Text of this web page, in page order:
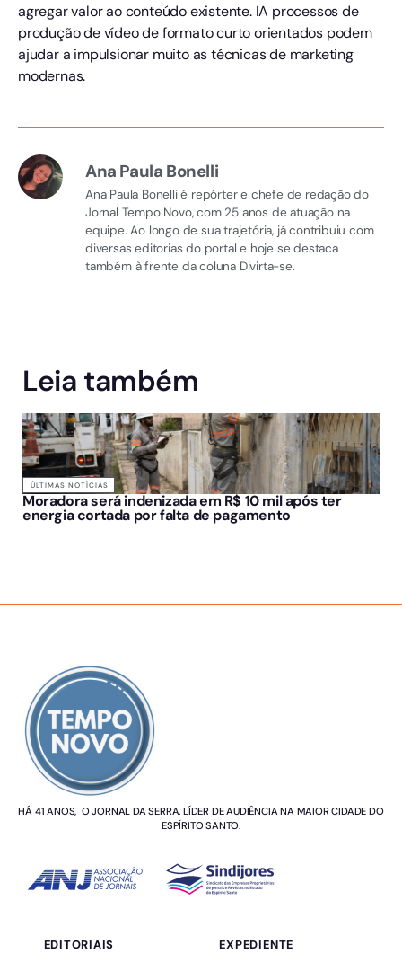
agregar valor ao conteúdo existente. IA processos de
produção de vídeo de formato curto orientados podem
ajudar a impulsionar muito as técnicas de marketing
modernas.
Ana Paula Bonelli
Ana Paula Bonelli é repórter e chefe de redação do
Jornal Tempo Novo, com 25 anos de atuação na
equipe. Ao longo de sua trajetória, já contribuiu com
diversas editorias do portal e hoje se destaca
também à frente da coluna Divirta-se.
Leia também
ÚLTIMAS NOTÍCIAS
Moradora será indenizada em R$ 10 mil após ter
energia cortada por falta de pagamento
HÁ 41 ANOS, O JORNAL DA SERRA. LÍDER DE AUDIÊNCIA NA MAIOR CIDADE DO
ESPÍRITO SANTO.
EDITORIAIS EXPEDIENTE